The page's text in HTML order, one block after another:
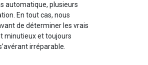
automatique, plusieurs
En tout cas, nous
de déterminer les vrais
minutieux et toujours
irréparable.